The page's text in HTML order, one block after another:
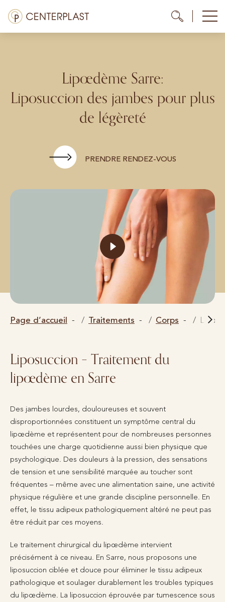
Aller
au
contenu
Menü
À propos de nous
Coûts
Lipœdème Sarre:
Liposuccion des jambes pour plus
de légèreté
PRENDRE RENDEZ-VOUS
Page d’accueil Traitements Corps
Liposuccion – Traitement du
lipœdème en Sarre
Des jambes lourdes, douloureuses et souvent
disproportionnées constituent un symptôme central du
lipœdème et représentent pour de nombreuses personnes
touchées une charge quotidienne aussi bien physique que
psychologique. Des douleurs à la pression, des sensations
de tension et une sensibilité marquée au toucher sont
fréquentes – même avec une alimentation saine, une activité
physique régulière et une grande discipline personnelle. En
effet, le tissu adipeux pathologiquement altéré ne peut pas
être réduit par ces moyens.
Le traitement chirurgical du lipœdème intervient
précisément à ce niveau. En Sarre, nous proposons une
liposuccion ciblée et douce pour éliminer le tissu adipeux
pathologique et soulager durablement les troubles typiques
du lipœdème. La liposuccion éprouvée par tumescence sous